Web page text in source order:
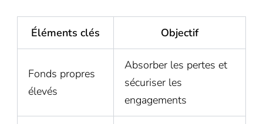
Éléments clés Objectif
Fonds propres
élevés
Absorber les pertes et
sécuriser les
engagements